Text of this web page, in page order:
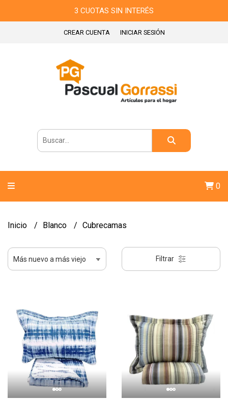
3 CUOTAS SIN INTERÉS
CREAR CUENTA INICIAR SESIÓN
0
Inicio Blanco Cubrecamas
Filtrar